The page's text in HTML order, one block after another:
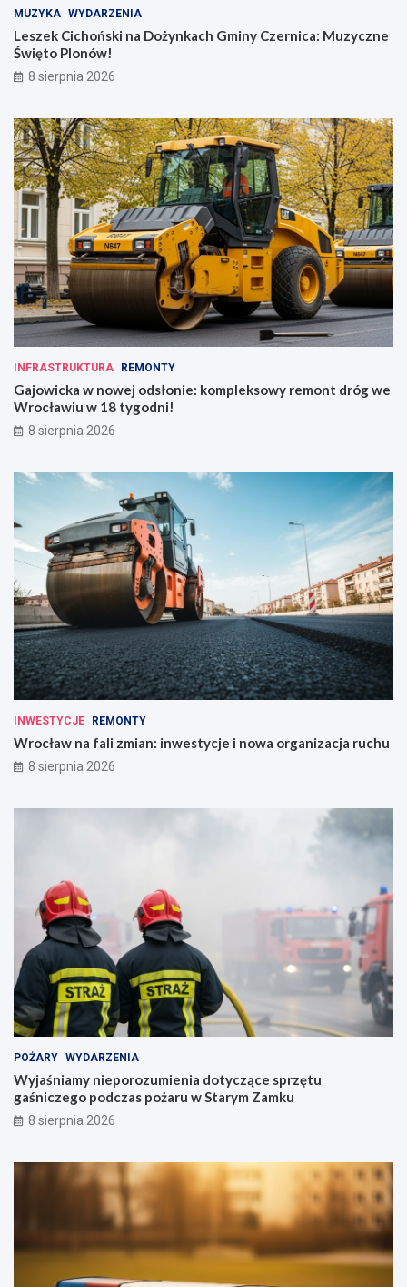
MUZYKA WYDARZENIA
Leszek Cichoński na Dożynkach Gminy Czernica: Muzyczne
Święto Plonów!
8 sierpnia 2026
INFRASTRUKTURA REMONTY
Gajowicka w nowej odsłonie: kompleksowy remont dróg we
Wrocławiu w 18 tygodni!
8 sierpnia 2026
INWESTYCJE REMONTY
Wrocław na fali zmian: inwestycje i nowa organizacja ruchu
8 sierpnia 2026
POŻARY WYDARZENIA
Wyjaśniamy nieporozumienia dotyczące sprzętu
gaśniczego podczas pożaru w Starym Zamku
8 sierpnia 2026